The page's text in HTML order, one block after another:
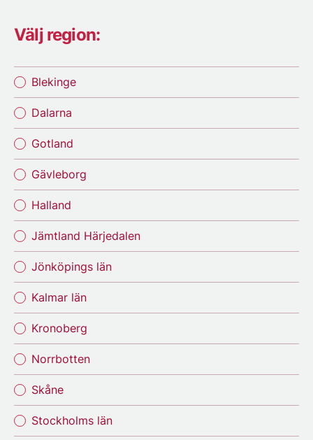
Välj region:
Blekinge
Dalarna
Gotland
Gävleborg
Halland
Jämtland Härjedalen
Jönköpings län
Kalmar län
Kronoberg
Norrbotten
Skåne
Stockholms län